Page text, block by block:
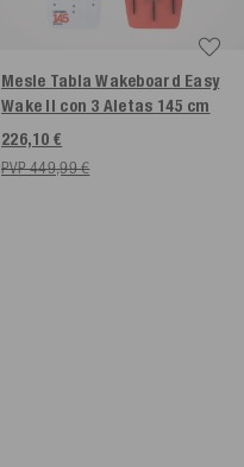
Mesle Tabla Wakeboard Easy
Wake II con 3 Aletas 145 cm
226,10 €
PVP 449,99 €